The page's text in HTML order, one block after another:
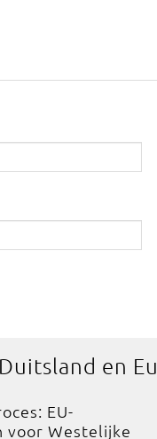
Duitsland en
EU-
voor Westelijke